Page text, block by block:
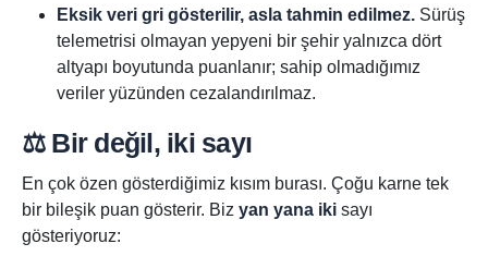
Eksik veri gri gösterilir, asla tahmin edilmez. Sürüş
telemetrisi olmayan yepyeni bir şehir yalnızca dört
altyapı boyutunda puanlanır; sahip olmadığımız
veriler yüzünden cezalandırılmaz.
⚖️ Bir değil, iki sayı
En çok özen gösterdiğimiz kısım burası. Çoğu karne tek
bir bileşik puan gösterir. Biz yan yana iki sayı
gösteriyoruz: